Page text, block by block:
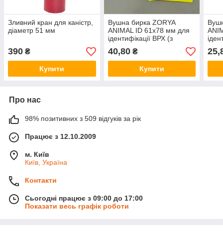
Зливний кран для каністр,
діаметр 51 мм
390 ₴
Купити
Вушна бирка ZORYA
ANIMAL ID 61х78 мм для
ідентифікації ВРХ (з
індивідуальним номером)
40,80₴
Купити
Про нас
98% позитивних з 509 відгуків за рік
Працює з 12.10.2009
м. Київ
Київ, Україна
Контакти
Сьогодні працює з 09:00 до 17:00
Показати весь графік роботи